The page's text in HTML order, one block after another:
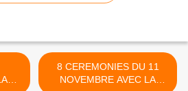
8 CEREMONIES DU 11
NOVEMBRE AVEC LA